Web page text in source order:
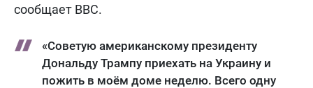
сообщает BBC.
«Советую американскому президенту
Дональду Трампу приехать на Украину и
пожить в моём доме неделю. Всего одну